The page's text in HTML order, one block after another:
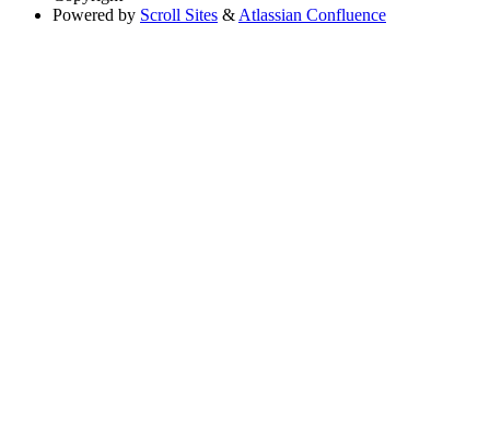
Powered by Scroll Sites & Atlassian Confluence